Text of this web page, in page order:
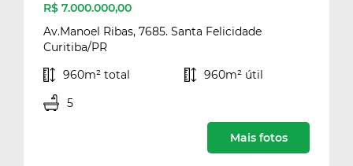
R$ 7.000.000,00
Av.Manoel Ribas, 7685. Santa Felicidade
Curitiba/PR
960m² total
960m² útil
5
Mais fotos